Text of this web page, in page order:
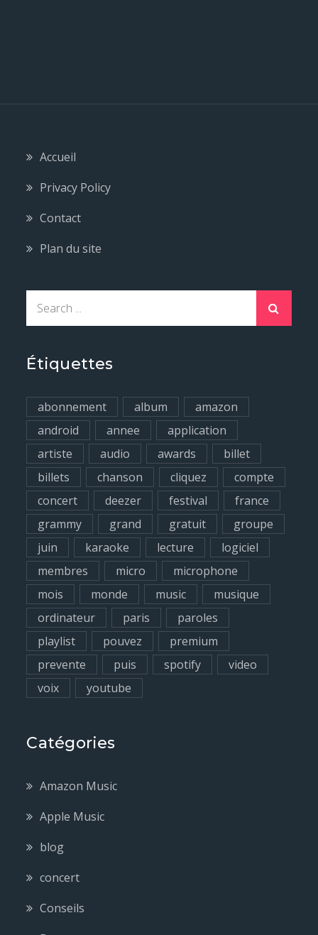
Accueil
Privacy Policy
Contact
Plan du site
r
h
f
o
r
Étiquettes
abonnement album
amazon
android
annee
application
artiste
audio awards
billet
billets
chanson cliquez
compte
concert
deezer festival
france
grammy
grand gratuit
groupe
juin
karaoke lecture
logiciel
membres
micro
microphone
mois
monde music
musique
ordinateur
paris
paroles
playlist
pouvez
premium
prevente
puis spotify
video
voix
youtube
Catégories
Amazon Music
Apple Music
blog
concert
Conseils